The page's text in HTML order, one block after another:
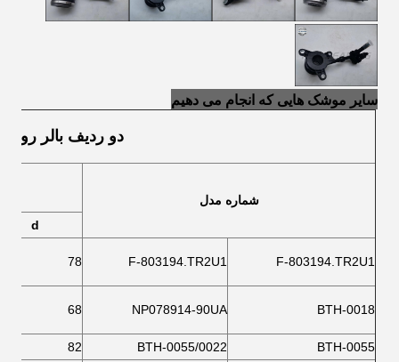
سایر موشک هایی که انجام می دهیم
دو ردیف بالر
شماره مدل
d
F-803194.TR2U1
F-803194.TR2U1
78
BTH-0018
NP078914-90UA
68
BTH-0055
BTH-0055/0022
82